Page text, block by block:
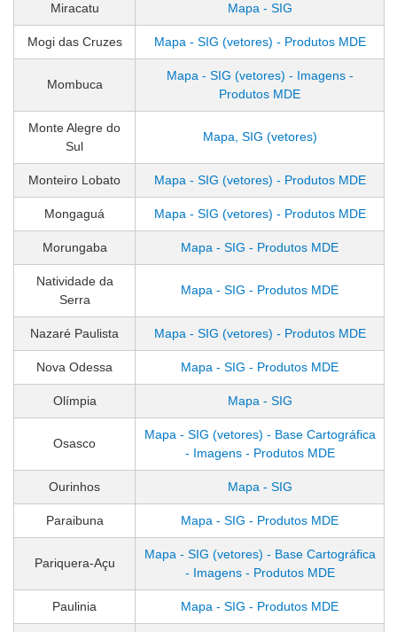
Miracatu Mapa - SIG
Mogi das Cruzes Mapa - SIG (vetores) - Produtos MDE
Mombuca
Mapa - SIG (vetores) - Imagens -
Produtos MDE
Monte Alegre do
Sul
Mapa, SIG (vetores)
Monteiro Lobato Mapa - SIG (vetores) - Produtos MDE
Mongaguá Mapa - SIG (vetores) - Produtos MDE
Morungaba Mapa - SIG - Produtos MDE
Natividade da
Serra
Mapa - SIG - Produtos MDE
Nazaré Paulista Mapa - SIG (vetores) - Produtos MDE
Nova Odessa Mapa - SIG - Produtos MDE
Olímpia Mapa - SIG
Osasco
Mapa - SIG (vetores) - Base Cartográfica
- Imagens - Produtos MDE
Ourinhos Mapa - SIG
Paraibuna Mapa - SIG - Produtos MDE
Pariquera-Açu
Mapa - SIG (vetores) - Base Cartográfica
- Imagens - Produtos MDE
Paulinia Mapa - SIG - Produtos MDE